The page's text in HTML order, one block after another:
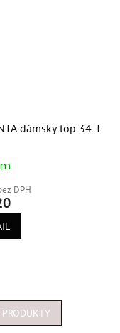
dámsky top 34-T
DPH